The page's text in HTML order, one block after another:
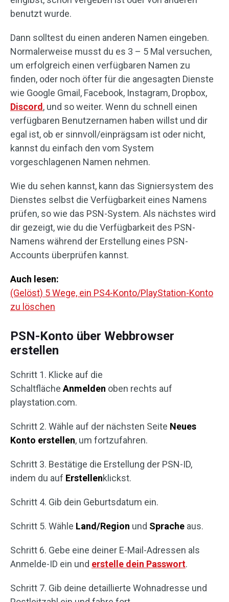
benutzt wurde.
Dann solltest du einen anderen Namen eingeben.
Normalerweise musst du es 3 – 5 Mal versuchen,
um erfolgreich einen verfügbaren Namen zu
finden, oder noch öfter für die angesagten Dienste
wie Google Gmail, Facebook, Instagram, Dropbox,
Discord , und so weiter. Wenn du schnell einen
verfügbaren Benutzernamen haben willst und dir
egal ist, ob er sinnvoll/einprägsam ist oder nicht,
kannst du einfach den vom System
vorgeschlagenen Namen nehmen.
Wie du sehen kannst, kann das Signiersystem des
Dienstes selbst die Verfügbarkeit eines Namens
prüfen, so wie das PSN-System. Als nächstes wird
dir gezeigt, wie du die Verfügbarkeit des PSN-
Namens während der Erstellung eines PSN-
Accounts überprüfen kannst.
Auch lesen:
(Gelöst) 5 Wege, ein PS4-Konto/PlayStation-Konto
zu löschen
PSN-Konto über Webbrowser
erstellen
Schritt 1. Klicke auf die
Schaltfläche Anmelden oben rechts auf
playstation.com.
Schritt 2. Wähle auf der nächsten Seite Neues
Konto erstellen, um fortzufahren.
Schritt 3. Bestätige die Erstellung der PSN-ID,
indem du auf Erstellenklickst.
Schritt 4. Gib dein Geburtsdatum ein.
Schritt 5. Wähle Land/Region und Sprache aus.
Schritt 6. Gebe eine deiner E-Mail-Adressen als
Anmelde-ID ein und erstelle dein Passwort.
Schritt 7. Gib deine detaillierte Wohnadresse und